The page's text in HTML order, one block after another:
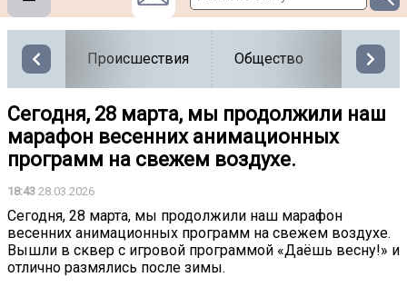
Происшествия Общество Власть
Сегодня, 28 марта, мы продолжили наш
марафон весенних анимационных
программ на свежем воздухе.
18:43 28.03.2026
Сегодня, 28 марта, мы продолжили наш марафон
весенних анимационных программ на свежем воздухе.
Вышли в сквер с игровой программой «Даёшь весну!» и
отлично размялись после зимы.